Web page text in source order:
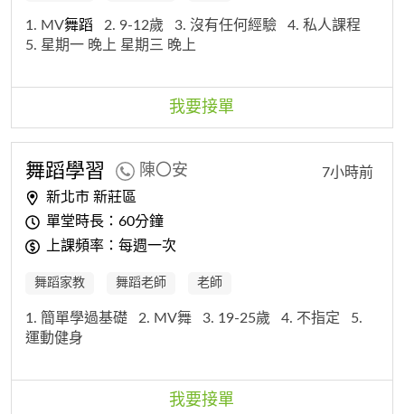
1. MV舞蹈 2. 9-12歲 3. 沒有任何經驗
4. 私人課程
5. 星期一 晚上 星期三 晚上
我要接單
舞蹈學習 陳〇安
新北市 新莊區
單堂時長：60分鐘
上課頻率：每週一次
7小時前
舞蹈家教 舞蹈老師 老師
1. 簡單學過基礎 2. MV舞 3. 19-25歲 4. 不指定
5.
運動健身
我要接單